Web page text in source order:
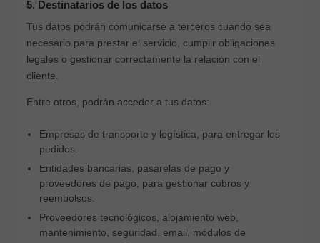
5. Destinatarios de los datos
Tus datos podrán comunicarse a terceros cuando sea
necesario para prestar el servicio, cumplir obligaciones
legales o gestionar correctamente la relación con el
cliente.
Entre otros, podrán acceder a tus datos:
Empresas de transporte y logística, para entregar los
pedidos.
Entidades bancarias, pasarelas de pago y
proveedores de pago, para gestionar cobros y
reembolsos.
Proveedores tecnológicos, alojamiento web,
mantenimiento, seguridad, email, módulos de